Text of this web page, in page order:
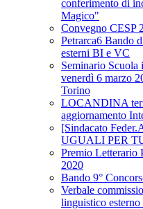
conferimento di
Magico"
Convegno CESP
Petrarca6 Bando
esterni BI e VC
Seminario Scuola
venerdì 6 marzo
Torino
LOCANDINA
aggiornamento
[Sindacato
UGUALI PER
Premio Letterario
2020
Bando 9°
Verbale
linguistico